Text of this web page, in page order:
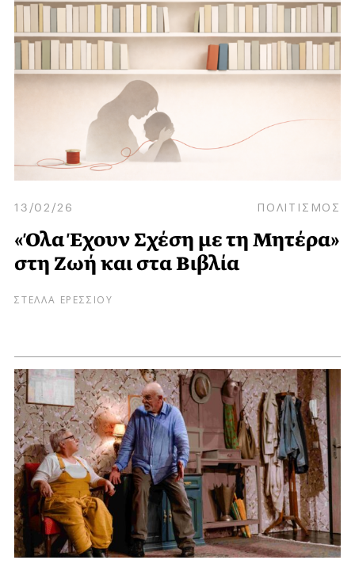
13/02/26 ΠΟΛΙΤΙΣΜΟΣ
«Όλα Έχουν Σχέση με τη Μητέρα»
στη Ζωή και στα Βιβλία
ΣΤΕΛΛΑ ΕΡΕΣΣΙΟΥ